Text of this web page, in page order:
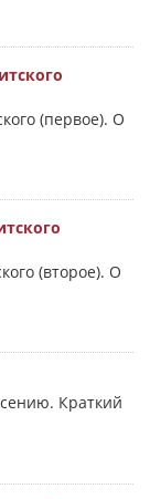
(первое). О
(второе). О
Краткий